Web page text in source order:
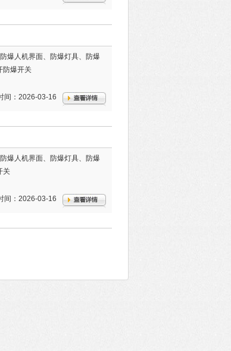
爆人机界面、防爆灯具、防爆
防爆开关
间：2026-03-16
爆人机界面、防爆灯具、防爆
关
间：2026-03-16